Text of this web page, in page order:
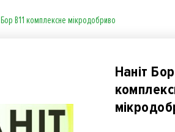
Бор B11 комплексне мікродобриво
Наніт